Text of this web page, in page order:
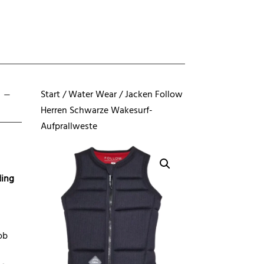
-
Start/Water Wear/Jacken Follow
Herren Schwarze Wakesurf-
Aufprallweste